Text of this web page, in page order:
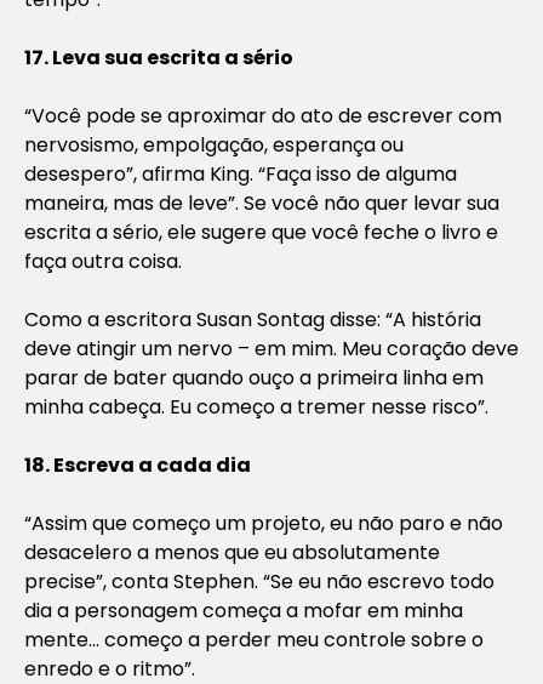
17. Leva sua escrita a sério
“Você pode se aproximar do ato de escrever com
nervosismo, empolgação, esperança ou
desespero”, afirma King. “Faça isso de alguma
maneira, mas de leve”. Se você não quer levar sua
escrita a sério, ele sugere que você feche o livro e
faça outra coisa.
Como a escritora Susan Sontag disse: “A história
deve atingir um nervo – em mim. Meu coração deve
parar de bater quando ouço a primeira linha em
minha cabeça. Eu começo a tremer nesse risco”.
18. Escreva a cada dia
“Assim que começo um projeto, eu não paro e não
desacelero a menos que eu absolutamente
precise”, conta Stephen. “Se eu não escrevo todo
dia a personagem começa a mofar em minha
mente… começo a perder meu controle sobre o
enredo e o ritmo”.